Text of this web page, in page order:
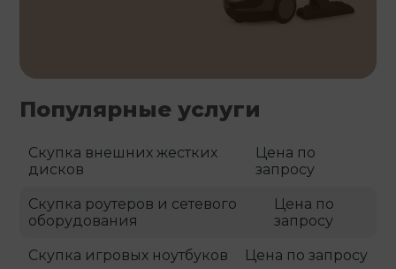
Популярные услуги
Скупка внешних жестких
дисков
Цена по
запросу
Скупка роутеров и сетевого
оборудования
Цена по
запросу
Скупка игровых ноутбуков Цена по запросу